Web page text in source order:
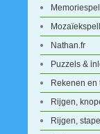
Nathan.fr
Puzzels &
Rekenen en
Rijgen,
Rijgen,